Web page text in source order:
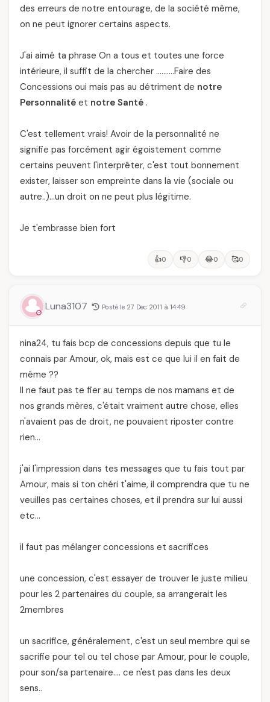
des erreurs de notre entourage, de la société même,
on ne peut ignorer certains aspects.
J'ai aimé ta phrase On a tous et toutes une force
intérieure, il suffit de la chercher ……….Faire des
Concessions oui mais pas au détriment de notre
Personnalité et notre Santé .
C'est tellement vrais! Avoir de la personnalité ne
signifie pas forcément agir égoistement comme
certains peuvent l'interprêter, c'est tout bonnement
exister, laisser son empreinte dans la vie (sociale ou
autre..)…un droit on ne peut plus légitime.
Je t'embrasse bien fort
👍0 👎0 😂0 🥰0
Luna3107 Posté le 27 Dec 2011 à 14:49
nina24, tu fais bcp de concessions depuis que tu le
connais par Amour, ok, mais est ce que lui il en fait de
même ??
Il ne faut pas te fier au temps de nos mamans et de
nos grands mères, c'était vraiment autre chose, elles
n'avaient pas de droit, ne pouvaient riposter contre
rien…
j'ai l'impression dans tes messages que tu fais tout par
Amour, mais si ton chéri t'aime, il comprendra que tu ne
veuilles pas certaines choses, et il prendra sur lui aussi
etc…
il faut pas mélanger concessions et sacrifices
une concession, c'est essayer de trouver le juste milieu
pour les 2 partenaires du couple, sa arrangerait les
2membres
un sacrifice, généralement, c'est un seul membre qui se
sacrifie pour tel ou tel chose par Amour, pour le couple,
pour son/sa partenaire…. ce n'est pas dans les deux
sens..